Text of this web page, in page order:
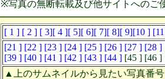
※写真の無断転載及び他サイトへのご
[ 1 ] [ 2 ] [ 3][ 4 ][ 5][ 6][ 7][ 8][ 9][10 ]
[21 ] [22 ] [23 ] [24 ] [25 ] [26 ] [27 ] [28 ]
[39 ] [40 ] [41 ] [42 ] [43 ] [44 ] [45 ] [46 ]
▲上のサムネイルから見たい写真番